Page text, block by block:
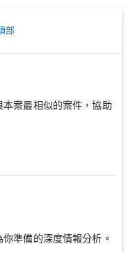
部
案最相似的案件，協助
準備的深度情報分析。